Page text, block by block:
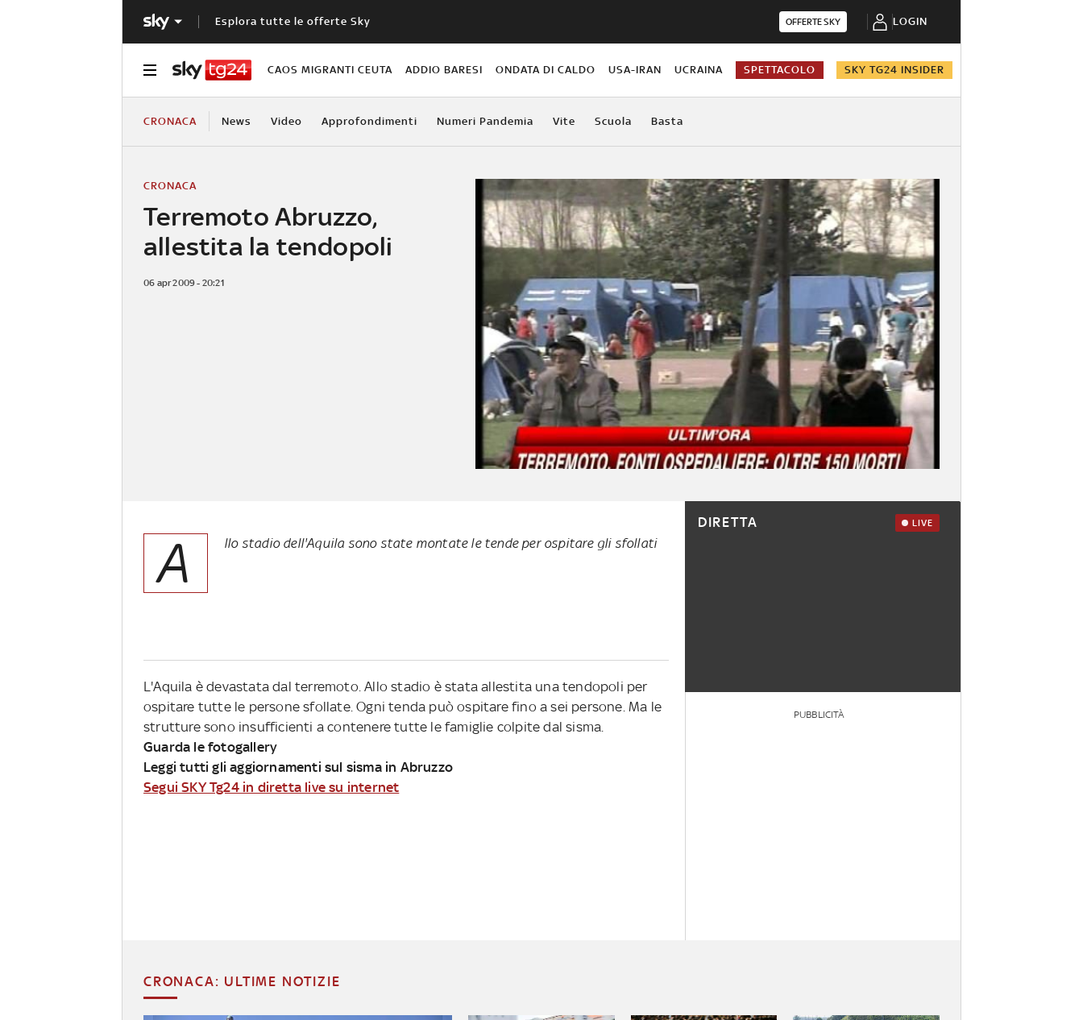
Esplora tutte le offerte Sky OFFERTE SKY LOGIN
CAOS MIGRANTI CEUTA ADDIO BARESI ONDATA DI CALDO USA-IRAN UCRAINA SPETTACOLO SKY TG24 INSIDER
CRONACA News Video Approfondimenti Numeri Pandemia Vite Scuola Basta
Terremoto Abruzzo,
allestita la tendopoli
CRONACA
06 apr 2009 - 20:21
A llo stadio dell'Aquila sono state montate le tende per ospitare gli sfollati
L'Aquila è devastata dal terremoto. Allo stadio è stata allestita una tendopoli per
ospitare tutte le persone sfollate. Ogni tenda può ospitare fino a sei persone. Ma le
strutture sono insufficienti a contenere tutte le famiglie colpite dal sisma.
Guarda le fotogallery
Leggi tutti gli aggiornamenti sul sisma in Abruzzo
Segui SKY Tg24 in diretta live su internet
DIRETTA LIVE
PUBBLICITÀ
CRONACA: ULTIME NOTIZIE